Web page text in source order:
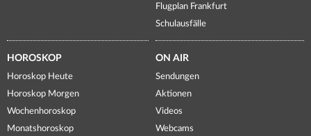
Flugplan Frankfurt
Schulausfälle
HOROSKOP
Horoskop Heute
Horoskop Morgen
Wochenhoroskop
Monatshoroskop
ON AIR
Sendungen
Aktionen
Videos
Webcams